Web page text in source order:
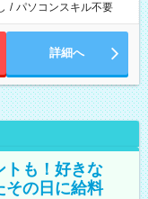
/ パソコンスキル不要
詳細へ
トも！好きな
の日に給料